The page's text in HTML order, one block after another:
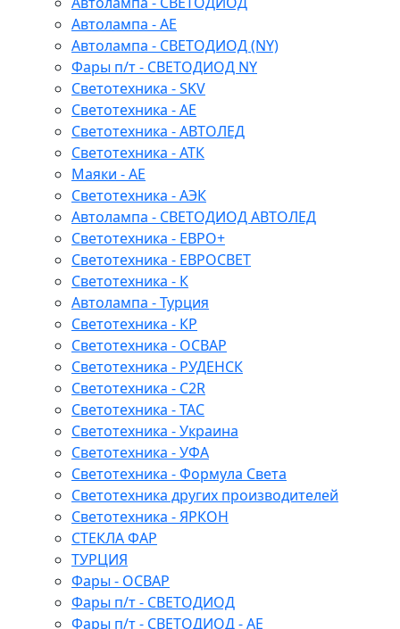
Автолампа - АЕ
Автолампа - СВЕТОДИОД (NY)
Фары п/т - СВЕТОДИОД NY
Светотехника - SKV
Светотехника - АЕ
Светотехника - АВТОЛЕД
Светотехника - АТК
Маяки - АЕ
Светотехника - АЭК
Автолампа - СВЕТОДИОД АВТОЛЕД
Светотехника - ЕВРО+
Светотехника - ЕВРОСВЕТ
Светотехника - К
Автолампа - Турция
Светотехника - КР
Светотехника - ОСВАР
Светотехника - РУДЕНСК
Светотехника - C2R
Светотехника - ТАС
Светотехника - Украина
Светотехника - УФА
Светотехника - Формула Света
Светотехника других производителей
Светотехника - ЯРКОН
СТЕКЛА ФАР
ТУРЦИЯ
Фары - ОСВАР
Фары п/т - СВЕТОДИОД
Фары п/т - СВЕТОДИОД - АЕ